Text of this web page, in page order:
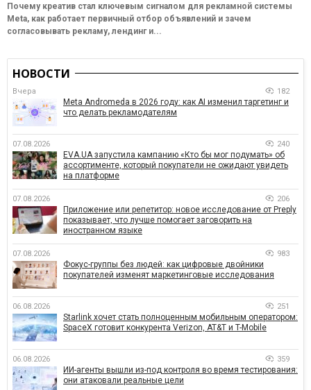
Почему креатив стал ключевым сигналом для рекламной системы
Meta, как работает первичный отбор объявлений и зачем
согласовывать рекламу, лендинг и...
НОВОСТИ
Вчера 182
Meta Andromeda в 2026 году: как AI изменил таргетинг и
что делать рекламодателям
07.08.2026 240
EVA.UA запустила кампанию «Кто бы мог подумать» об
ассортименте, который покупатели не ожидают увидеть
на платформе
07.08.2026 206
Приложение или репетитор: новое исследование от Preply
показывает, что лучше помогает заговорить на
иностранном языке
07.08.2026 983
Фокус-группы без людей: как цифровые двойники
покупателей изменят маркетинговые исследования
06.08.2026 251
Starlink хочет стать полноценным мобильным оператором:
SpaceX готовит конкурента Verizon, AT&T и T-Mobile
06.08.2026 359
ИИ-агенты вышли из-под контроля во время тестирования:
они атаковали реальные цели